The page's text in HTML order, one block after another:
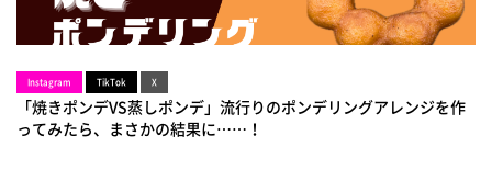
Instagram TikTok X
「焼きポンデVS蒸しポンデ」流行りのポンデリングアレンジを作
ってみたら、まさかの結果に……！